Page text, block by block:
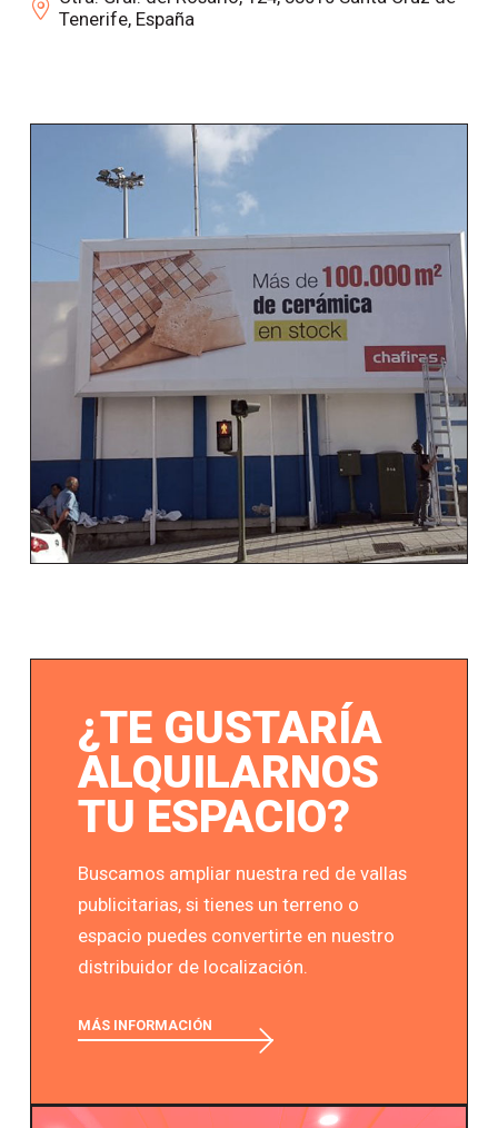
Tenerife, España
¿TE GUSTARÍA
ALQUILARNOS
TU ESPACIO?
Buscamos ampliar nuestra red de vallas
publicitarias, si tienes un terreno o
espacio puedes convertirte en nuestro
distribuidor de localización.
MÁS INFORMACIÓN